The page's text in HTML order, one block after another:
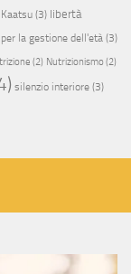
Kaatsu (3) libertà
la gestione dell'età (3)
(2) Nutrizionismo (2)
silenzio interiore (3)